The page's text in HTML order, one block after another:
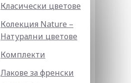
Класически цветове
Колекция Nature –
Натурални цветове
Комплекти
Лакове за френски